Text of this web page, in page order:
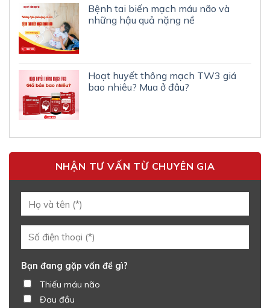
Bệnh tai biến mạch máu não và
những hậu quả nặng nề
Hoạt huyết thông mạch TW3 giá
bao nhiêu? Mua ở đâu?
NHẬN TƯ VẤN TỪ CHUYÊN GIA
Bạn đang gặp vấn đề gì?
Thiếu máu não
Đau đầu